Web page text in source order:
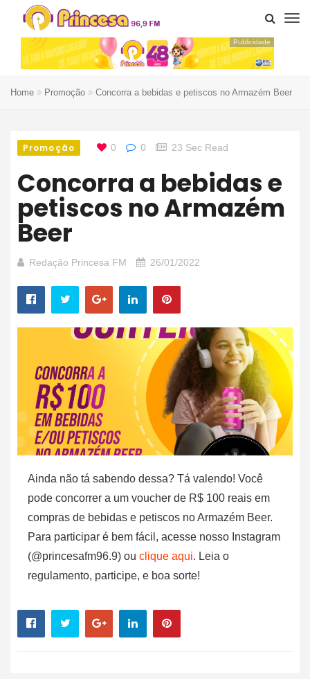
Publicidade
Home Promoção Concorra a bebidas e petiscos no Armazém Beer
Promoção 0 0 23 Sec Read
Concorra a bebidas e
petiscos no Armazém
Beer
Redação Princesa FM 26/01/2022
Ainda não tá sabendo dessa? Tá valendo! Você
pode concorrer a um voucher de R$ 100 reais em
compras de bebidas e petiscos no Armazém Beer.
Para participar é bem fácil, acesse nosso Instagram
(@princesafm96.9) ou clique aqui. Leia o
regulamento, participe, e boa sorte!